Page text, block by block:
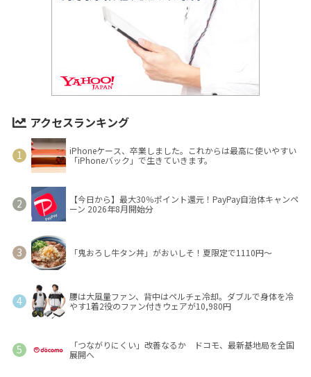
アクセスランキング
iPhoneケース、卒業しました。これからは最高に使いやすい
「iPhoneバック」で生きていきます。
【今日から】最大30％ポイント還元！PayPay自治体キャンペ
ーン 2026年8月開始分
「鬼おろし牛タン丼」がおいしそ！夏限定で1110円～
腰は大風量ファン、背中はペルチェ冷却。ダブルで身体を冷
やす1着2役のファン付きウェアが10,980円
「つながりにくい」改善なるか ドコモ、最新基地局を全国
展開へ